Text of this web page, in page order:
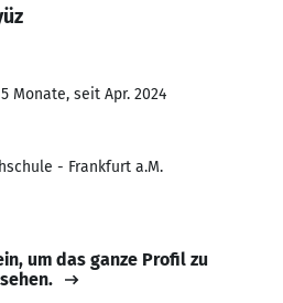
Monate, seit Apr. 2024
- Frankfurt a.M.
um das ganze Profil zu
sehen.